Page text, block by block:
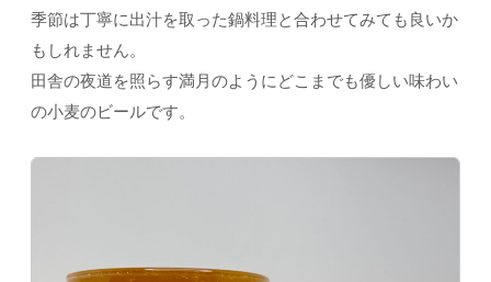
季節は丁寧に出汁を取った鍋料理と合わせてみても良いか
もしれません。
田舎の夜道を照らす満月のようにどこまでも優しい味わい
の小麦のビールです。